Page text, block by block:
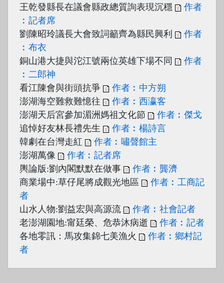
王乾發縣長在議會縣政總質詢表現沉穩
作者
︰記者席
劉陳昭玲議長大會致詞籲齊為縣民興利
作者
︰布衣
銅山港大捷與沱江號兩位英雄下場不同
作者
︰二郎神
看江陳會與街頭抗爭
作者︰中方朔
澎湖海空難救難憶往
作者︰西瀛客
澎湖天后宮參加湄洲媽祖文化節
作者︰傑戈
追悼好友林長禮先生
作者︰楊詩言
韓劇在台灣走紅
作者︰嘯聲館主
澎湖萬像
作者︰記者席
輿論版:劉內閣默默在做事
作者︰龔濟
商業場中:草仔尾將成觀光地區
作者︰工商記
者
山水人物:劉益宏與高源流
作者︰社會記者
老澎湖園地:甯廷榮、危恭沐病逝
作者︰記者
各地零訊：馬攻集錦七美漁火
作者︰鄉村記
者